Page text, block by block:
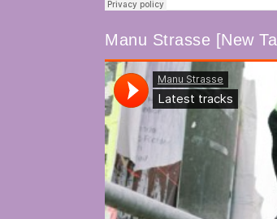
Manu Strasse [New